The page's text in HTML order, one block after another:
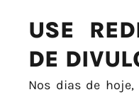
USE
DE
Nos dias de